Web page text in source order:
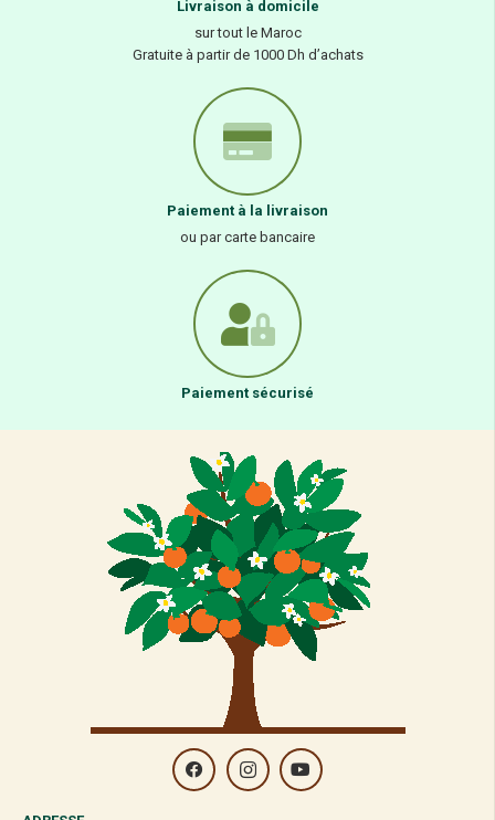
Livraison à domicile
sur tout le Maroc
Gratuite à partir de 1000 Dh d’achats
Paiement à la livraison
ou par carte bancaire
Paiement sécurisé